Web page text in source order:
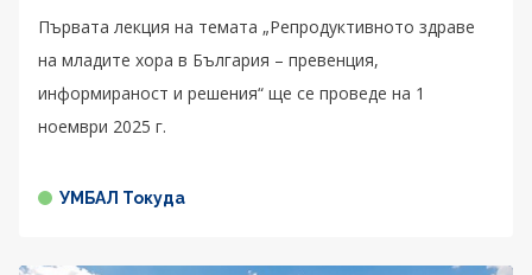
Първата лекция на темата „Репродуктивното здраве
на младите хора в България – превенция,
информираност и решения“ ще се проведе на 1
ноември 2025 г.
УМБАЛ Токуда